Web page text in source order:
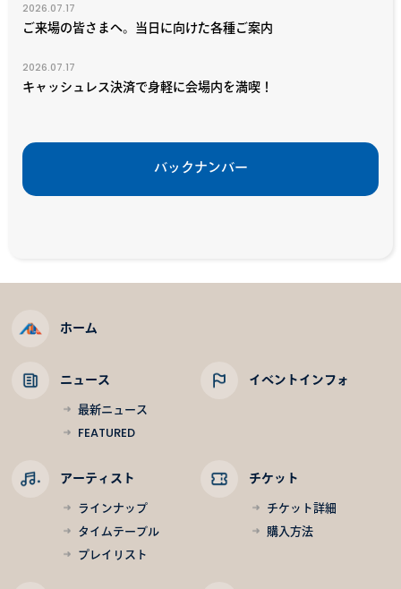
2026.07.17
ご来場の皆さまへ。当日に向けた各種ご案内
2026.07.17
キャッシュレス決済で身軽に会場内を満喫！
バックナンバー
ホーム
ニュース
最新ニュース
FEATURED
イベントインフォ
アーティスト
ラインナップ
タイムテーブル
プレイリスト
チケット
チケット詳細
購入方法